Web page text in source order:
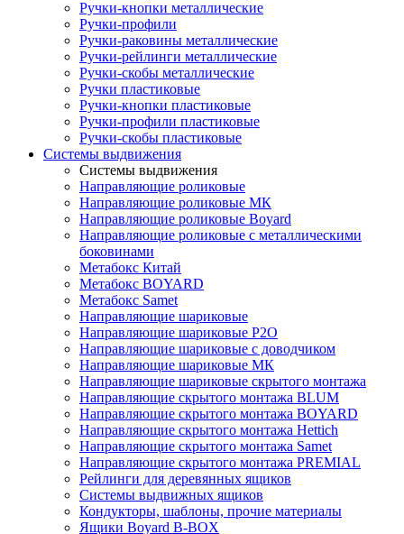
Ручки-кнопки металлические
Ручки-профили
Ручки-раковины металлические
Ручки-рейлинги металлические
Ручки-скобы металлические
Ручки пластиковые
Ручки-кнопки пластиковые
Ручки-профили пластиковые
Ручки-скобы пластиковые
Системы выдвижения
Системы выдвижения
Направляющие роликовые
Направляющие роликовые МК
Направляющие роликовые Boyard
Направляющие роликовые с металлическими
боковинами
Метабокс Китай
Метабокс BOYARD
Метабокс Samet
Направляющие шариковые
Направляющие шариковые P2O
Направляющие шариковые с доводчиком
Направляющие шариковые МК
Направляющие шариковые скрытого монтажа
Направляющие скрытого монтажа BLUM
Направляющие скрытого монтажа BOYARD
Направляющие скрытого монтажа Hettich
Направляющие скрытого монтажа Samet
Направляющие скрытого монтажа PREMIAL
Рейлинги для деревянных ящиков
Системы выдвижных ящиков
Кондукторы, шаблоны, прочие материалы
Ящики Boyard B-BOX